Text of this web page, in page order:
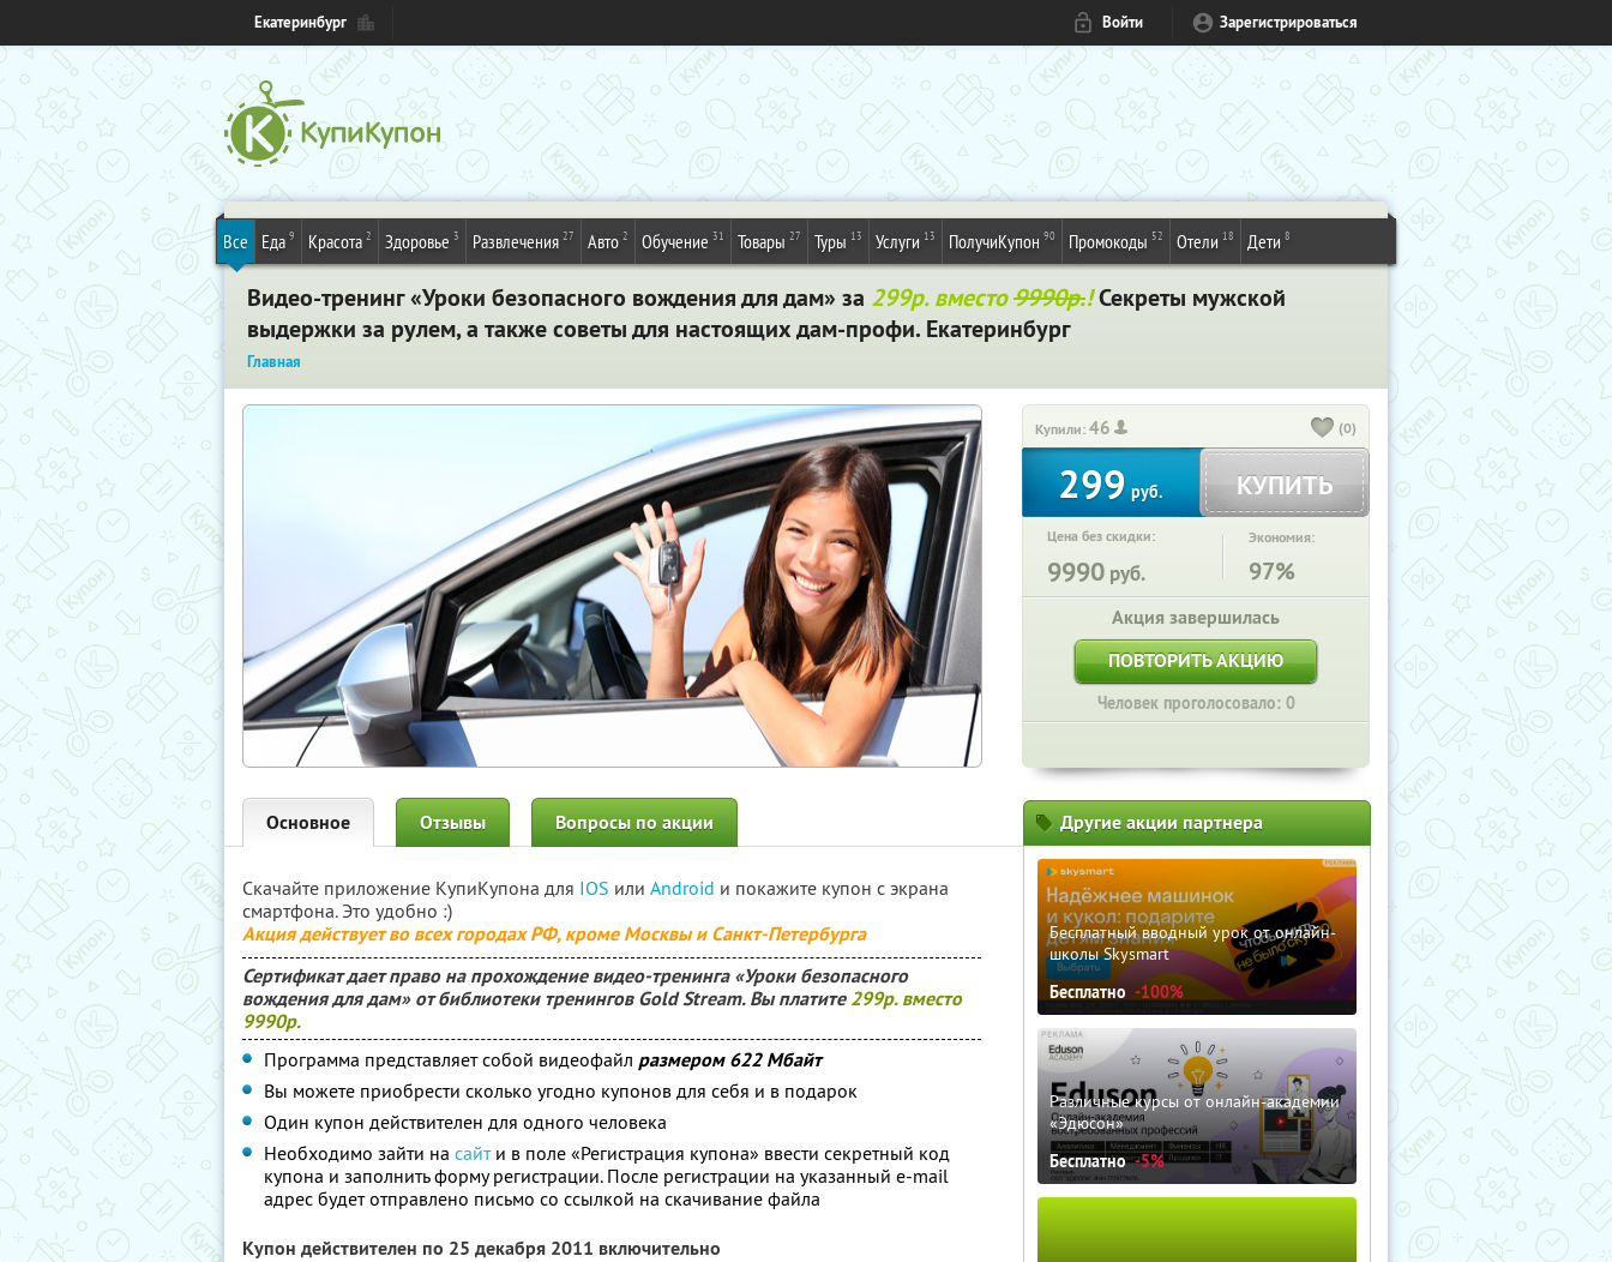
Екатеринбург Войти Зарегистрироваться
Все Еда 9 Красота 2 Здоровье 3 Развлечения 27 Авто 2 Обучение 31 Товары 27 Туры 13 Услуги 13 ПолучиКупон 90 Промокоды 52 Отели 18 Дети 8
Видео-тренинг «Уроки безопасного вождения для дам» за 299р. вместо9990р.!Секреты мужской
выдержки за рулем, а также советы для настоящих дам-профи. Екатеринбург
Главная
Купили:46 (0)
299 руб. КУПИТЬ
Цена без скидки:
9990 руб.
Экономия:
97%
Акция завершилась
ПОВТОРИТЬ АКЦИЮ
Человек проголосовало: 0
Основное Отзывы Вопросы по акции
Скачайте приложение КупиКупона для IOS или Android и покажите купон с экрана
смартфона. Это удобно :)
Акция действует во всех городах РФ, кроме Москвы и Санкт-Петербурга
Сертификат дает право на прохождение видео-тренинга «Уроки безопасного
вождения для дам» от библиотеки тренингов Gold Stream. Вы платите299р. вместо
9990р.
Программа представляет собой видеофайл размером 622 Мбайт
Вы можете приобрести сколько угодно купонов для себя и в подарок
Один купон действителен для одного человека
Необходимо зайти на сайти в поле «Регистрация купона» ввести секретный код
купона и заполнить форму регистрации. После регистрации на указанный e-mail
адрес будет отправлено письмо со ссылкой на скачивание файла
Купон действителен по 25 декабря 2011 включительно
Другие акции партнера
Бесплатный вводный урок от онлайн-
школы Skysmart
Бесплатно -100%
Различные курсы от онлайн-академии
«Эдюсон»
Бесплатно -5%